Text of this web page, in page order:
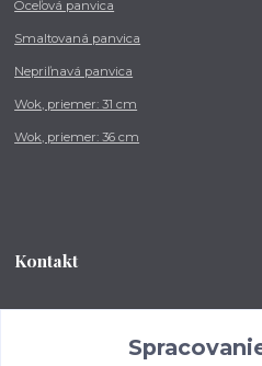
Oceľová panvica
Smaltovaná panvica
Nepriľnavá panvica
Wok, priemer: 31 cm
Wok, priemer: 36 cm
Kontakt
od 8:00 - do 16:00 hod